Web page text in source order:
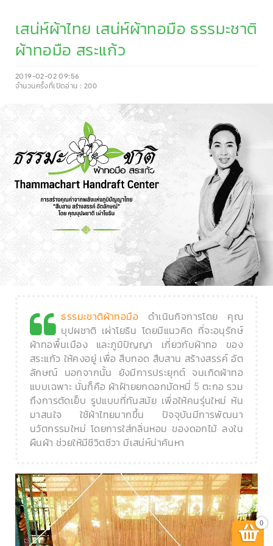
เสน่ห์ผ้าไทย เสน่ห์ผ้าทอมือ ธรรมะชาติ
ผ้าทอมือ สระแก้ว
2019-02-02 09:56
จำนวนครั้งที่เปิดอ่าน : 200
ธรรมะชาติผ้าทอมือ ดำเนินกิจการโดย คุณ
บุปผชาติ เผ่าโยธิน โดยมีแนวคิด ที่จะอนุรักษ์
ผ้าทอพื้นเมือง และภูมิปัญญา เกี่ยวกับผ้าทอ ของ
สระแก้ว ให้คงอยู่ เพื่อ สืบทอด สืบสาน สร้างสรรค์ อัต
ลักษณ์ นอกจากนั้น ยังมีการประยุกต์ จนเกิดผ้าทอ
แบบเฉพาะ นั่นก็คือ ผ้าฝ้ายยกดอกมัดหมี่ 5 ตะกอ รวม
ถึงการตัดเย็บ รูปแบบที่ทันสมัย เพื่อให้คนรุ่นใหม่ หัน
มาสนใจ ใช้ผ้าไทยมากขึ้น ปัจจุบันมีการพัฒนา
นวัตกรรมใหม่ โดยการใส่กลิ่นหอม ของดอกไม้ ลงใน
ผืนผ้า ช่วยให้มีชีวิตชีวา มีเสน่ห์น่าค้นหา
0